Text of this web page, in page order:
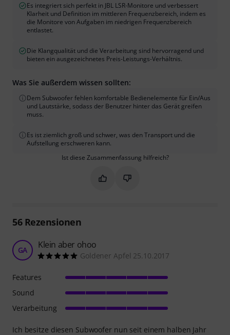
Es integriert sich perfekt in JBL LSR-Monitore und verbessert
Klarheit und Definition im mittleren Frequenzbereich, indem es
die Monitore von Aufgaben im niedrigen Frequenzbereich
entlastet.
Die Klangqualität und die Verarbeitung sind hervorragend und
bieten ein ausgezeichnetes Preis-Leistungs-Verhältnis.
Was Sie außerdem wissen sollten:
Dem Subwoofer fehlen komfortable Bedienelemente für Ein/Aus
und Lautstärke, sodass der Benutzer hinter das Gerät greifen
muss.
Es ist ziemlich groß und schwer, was den Transport und die
Aufstellung erschweren kann.
Ist diese Zusammenfassung hilfreich?
Markieren Sie diese
Markieren Sie diese
56Rezensionen
GA Klein aber ohoo
Goldener Apfel 25.10.2017
Ich besitze diesen Subwoofer nun seit einem halben Jahr
Features
Sound
Verarbeitung